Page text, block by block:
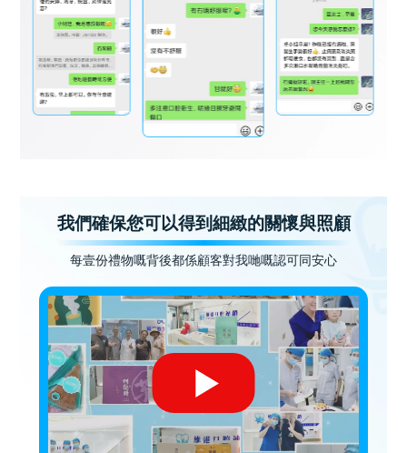
我們確保您可以得到細緻的關懷與照顧
每壹份禮物嘅背後都係顧客對我哋嘅認可同安心